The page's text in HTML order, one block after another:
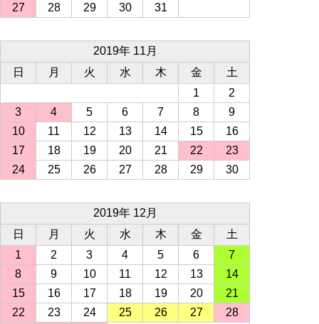
27
28 29 30 31
2019年 11月
日
月 火 水 木 金
土
1
2
3
4 5 6 7 8
9
10
11 12 13 14 15
16
17
18 19 20 21 22
23
24
25 26 27 28 29 30
2019年 12月
日
月 火 水 木 金
土
1
2 3 4 5 6
7
8
9 10 11 12 13
14
15
16 17 18 19 20
21
22
23 24 25 26 27
28